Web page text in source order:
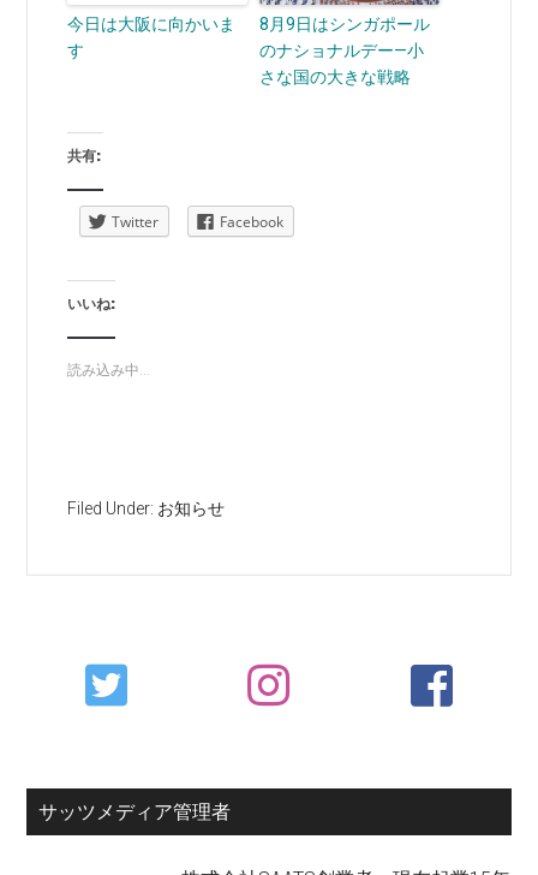
今日は大阪に向かいま
す
8月9日はシンガポール
のナショナルデー—小
さな国の大きな戦略
共有:
Twitter Facebook
いいね:
読み込み中...
Filed Under: お知らせ
Primary
Sidebar
サッツメディア管理者